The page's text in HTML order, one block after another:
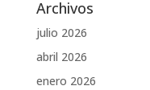
Archivos
julio 2026
abril 2026
enero 2026